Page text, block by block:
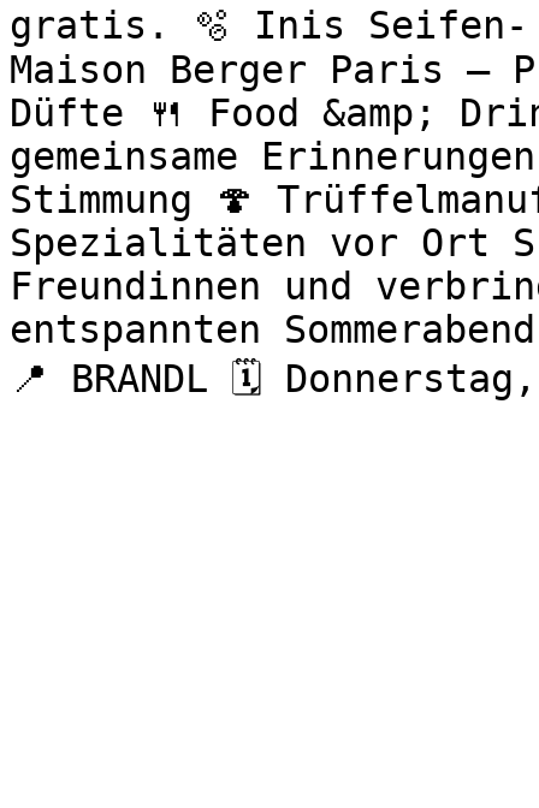
gratis. 🫧 Inis Seifen-
Maison Berger Paris –
Düfte 🍴 Food &amp;
gemeinsame
Stimmung 🍄
Spezialitäten vor Ort
Freundinnen und
entspannten